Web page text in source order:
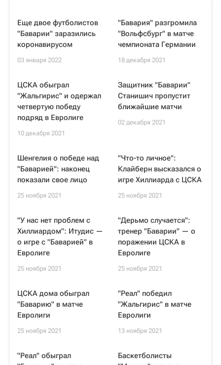
Еще двое футболистов
"Баварии" заразились
коронавирусом
03 января 2022
"Бавария" разгромила
"Вольфсбург" в матче
чемпионата Германии
18 декабря 2021
ЦСКА обыграл
"Жальгирис" и одержал
четвертую победу
подряд в Евролиге
10 декабря 2021
Защитник "Баварии"
Станишич пропустит
ближайшие матчи
02 декабря 2021
Шенгелия о победе над
"Баварией": наконец
показали свое лицо
25 ноября 2021
"Что-то личное":
Клайберн высказался о
игре Хиллиарда с ЦСКА
25 ноября 2021
"У нас нет проблем с
Хиллиардом": Итудис —
о игре с "Баварией" в
Евролиге
25 ноября 2021
"Дерьмо случается":
тренер "Баварии" — о
поражении ЦСКА в
Евролиге
25 ноября 2021
ЦСКА дома обыграл
"Баварию" в матче
Евролиги
25 ноября 2021
"Реал" победил
"Жальгирис" в матче
Евролиги
13 ноября 2021
"Реал" обыграл
Баскетболисты